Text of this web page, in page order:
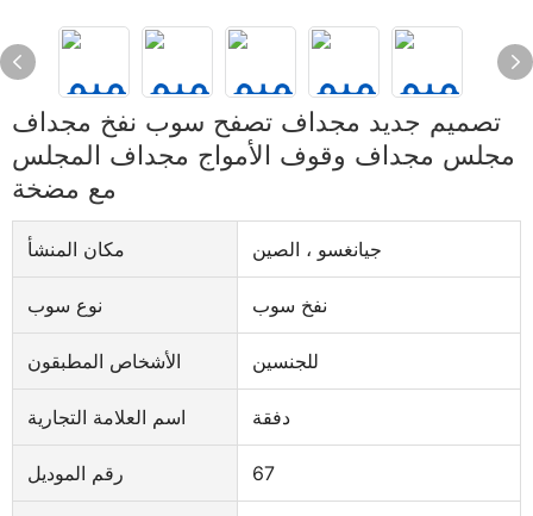
تصميم جديد مجداف تصفح سوب نفخ مجداف
مجلس مجداف وقوف الأمواج مجداف المجلس
مع مضخة
مكان المنشأ جيانغسو ، الصين
نوع سوب نفخ سوب
الأشخاص المطبقون للجنسين
اسم العلامة التجارية دفقة
رقم الموديل 67